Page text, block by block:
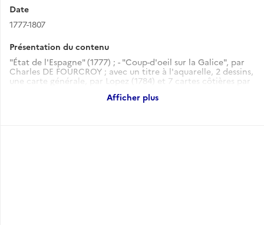
Date
1777-1807
Présentation du contenu
"État de l'Espagne" (1777) ; - "Coup-d'oeil sur la Galice", par
Charles DE FOURCROY ; avec un titre à l'aquarelle, 2 dessins,
une carte générale, par Lopez (1784) et 7 cartes côtières par
Afficher plus